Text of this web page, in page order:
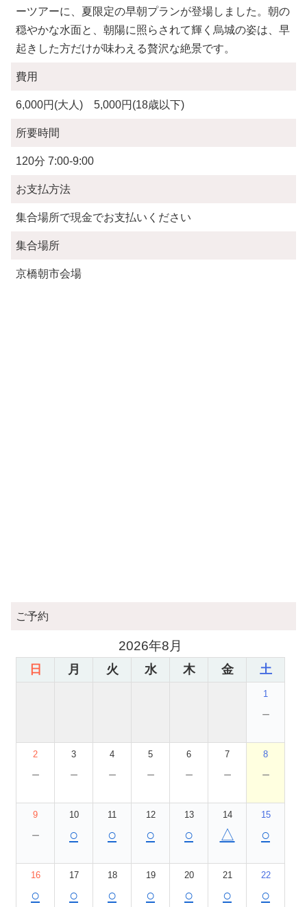
ーツアーに、夏限定の早朝プランが登場しました。朝の
穏やかな水面と、朝陽に照らされて輝く烏城の姿は、早
起きした方だけが味わえる贅沢な絶景です。
費用
6,000円(大人) 5,000円(18歳以下)
所要時間
120分 7:00-9:00
お支払方法
集合場所で現金でお支払いください
集合場所
京橋朝市会場
ご予約
2026年8月
日 月 火 水 木 金 土
1
－
2
－
3
－
4
－
5
－
6
－
7
－
8
－
9
－
10
○
11
○
12
○
13
○
14
△
15
○
16
○
17
○
18
○
19
○
20
○
21
○
22
○